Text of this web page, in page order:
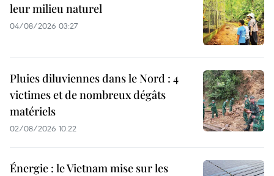
leur milieu naturel
04/08/2026 03:27
Pluies diluviennes dans le Nord : 4
victimes et de nombreux dégâts
matériels
02/08/2026 10:22
Énergie : le Vietnam mise sur les